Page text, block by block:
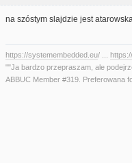
na szóstym slajdzie jest
https://systemembedded.eu/ ...
""Ja bardzo przepraszam, ale
ABBUC Member #319. Preferowana